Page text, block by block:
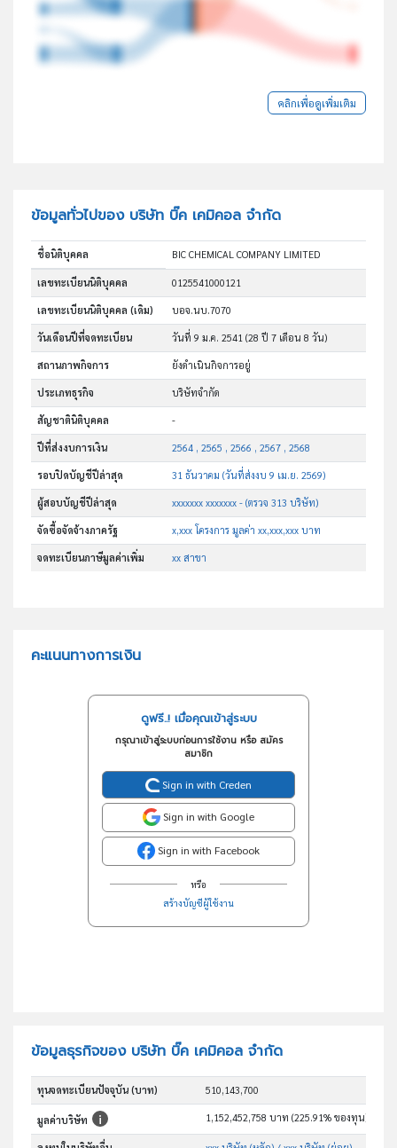
คลิกเพื่อดูเพิ่มเติม
ข้อมูลทั่วไปของ บริษัท บิ๊ค เคมิคอล จำกัด
ชื่อนิติบุคคล BIC CHEMICAL COMPANY LIMITED
เลขทะเบียนนิติบุคคล 0125541000121
เลขทะเบียนนิติบุคคล (เดิม) บอจ.นบ.7070
วันเดือนปีที่จดทะเบียน วันที่ 9 ม.ค. 2541(28 ปี 7 เดือน 8 วัน)
สถานภาพกิจการ ยังดำเนินกิจการอยู่
ประเภทธุรกิจ บริษัทจำกัด
สัญชาตินิติบุคคล -
ปีที่ส่งงบการเงิน 2564 , 2565 , 2566 , 2567 , 2568
รอบปิดบัญชีปีล่าสุด 31 ธันวาคม (วันที่ส่งงบ 9 เม.ย. 2569)
ผู้สอบบัญชีปีล่าสุด xxxxxxx xxxxxxx - (ตรวจ 313 บริษัท)
จัดซื้อจัดจ้างภาครัฐ x,xxx โครงการ มูลค่า xx,xxx,xxx บาท
จดทะเบียนภาษีมูลค่าเพิ่ม xx สาขา
คะแนนทางการเงิน
ดูฟรี..! เมื่อคุณเข้าสู่ระบบ
กรุณาเข้าสู่ระบบก่อนการใช้งาน หรือ สมัคร
สมาชิก
Sign in with Creden
Sign in with Google
Sign in with Facebook
หรือ
สร้างบัญชีผู้ใช้งาน
ข้อมูลธุรกิจของ บริษัท บิ๊ค เคมิคอล จำกัด
ทุนจดทะเบียนปัจจุบัน (บาท) 510,143,700
มูลค่าบริษัท 1,152,452,758 บาท (225.91% ของทุน)